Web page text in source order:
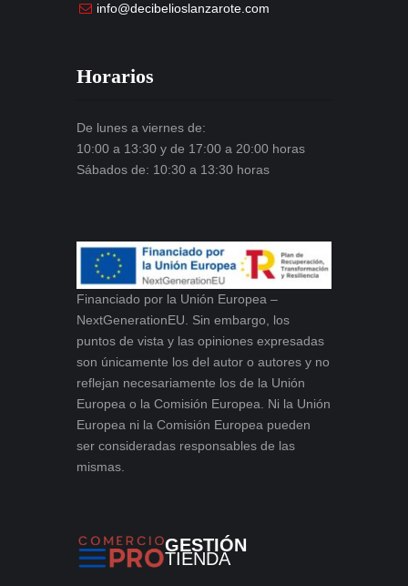
info@decibelioslanzarote.com
Horarios
De lunes a viernes de:
10:00 a 13:30 y de 17:00 a 20:00 horas
Sábados de: 10:30 a 13:30 horas
Financiado por la Unión Europea –
NextGenerationEU. Sin embargo, los
puntos de vista y las opiniones expresadas
son únicamente los del autor o autores y no
reflejan necesariamente los de la Unión
Europea o la Comisión Europea. Ni la Unión
Europea ni la Comisión Europea pueden
ser consideradas responsables de las
mismas.
GESTIÓN
TIENDA